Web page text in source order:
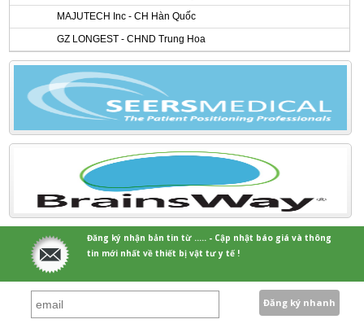
MAJUTECH Inc - CH Hàn Quốc
GZ LONGEST - CHND Trung Hoa
Đăng ký nhận bản tin từ ..... - Cập nhật báo giá và thông
tin mới nhất về thiết bị vật tư y tế !